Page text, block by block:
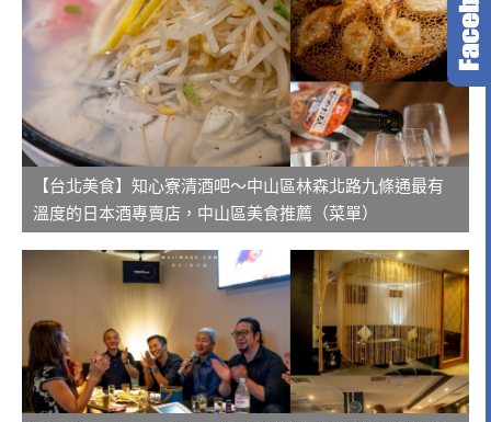
【台北美食】知心寮清酒吧～中山區林森北路九條通最有
溫度的日本酒專賣店，中山區美食推薦（菜單）